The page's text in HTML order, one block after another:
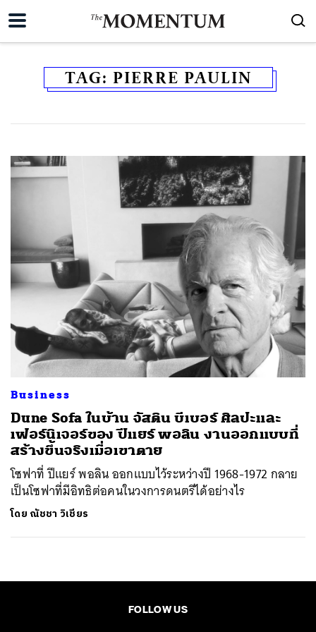
TAG: PIERRE PAULIN
Business
Dune Sofa ในบ้าน จัสติน บีเบอร์ ศิลปะและ
เฟอร์นิเจอร์ของ ปีแยร์ พอลิน งานออกแบบที่
สร้างขึ้นจริงเมื่อเขาตาย
โซฟาที่ ปีแยร์ พอลิน ออกแบบไว้ระหว่างปี 1968-1972 กลาย
เป็นโซฟาที่มีอิทธิต่อคนในวงการดนตรีได้อย่างไร
โดย ณัชชา วิเชียร
FOLLOW US
ค้นหา
SHARE TWEET LINE EMAIL